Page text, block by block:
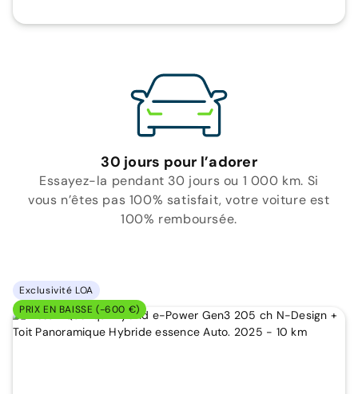
30 jours pour l’adorer
Essayez-la pendant 30 jours ou 1 000 km. Si
vous n’êtes pas 100% satisfait, votre voiture est
100% remboursée.
Exclusivité LOA
PRIX EN BAISSE (-600 €)